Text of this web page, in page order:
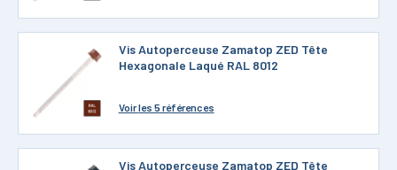
Vis Autoperceuse Zamatop ZED Tête
Hexagonale Laqué RAL 8012
Voirles 5 références
Vis Autoperceuse Zamatop ZED Tête